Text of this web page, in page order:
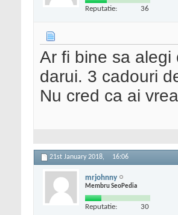
Reputatie: 36
Ar fi bine sa alegi
darui. 3 cadouri
Nu cred ca ai
21st January 2018, 16:06
mrjohnny
Membru SeoPedia
Reputatie: 30